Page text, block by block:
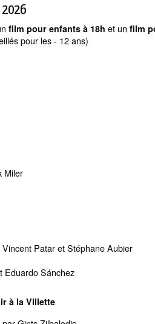
2026
film pour enfants à 18h et un film
pour les - 12 ans)
Miler
Patar et Stéphane Aubier
Eduardo Sánchez
à la Villette